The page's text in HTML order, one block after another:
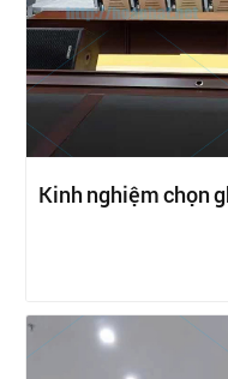
Kinh nghiệm chọn